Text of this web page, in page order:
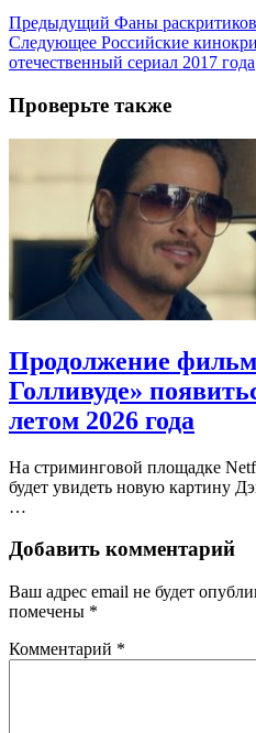
Предыдущий Фаны
Следующее Российские
отечественный сериал 2017 года
Проверьте также
Продолжение
Голливуде»
летом 2026 года
На стриминговой площадке
будет увидеть новую картину
…
Добавить комментарий
Ваш адрес email не будет
помечены *
Комментарий *